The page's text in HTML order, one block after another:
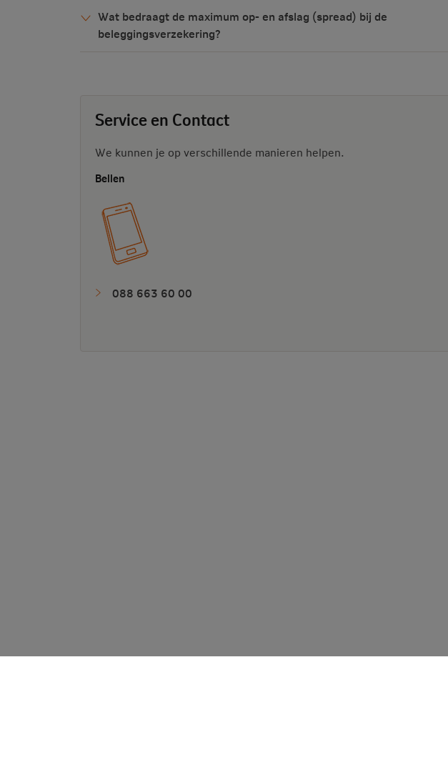
Wat bedraagt de maximum op- en afslag (spread) bij de
beleggingsverzekering?
Service en Contact
We kunnen je op verschillende manieren helpen.
Bellen
088 663 60 00